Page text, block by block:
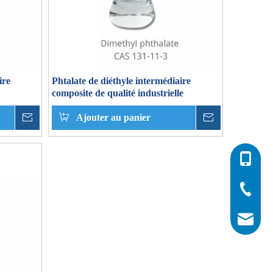
enquête
Phtalate de diéthyle intermédiaire
composite de qualité industrielle
Ajouter au panier
0086-
0086-
0086-